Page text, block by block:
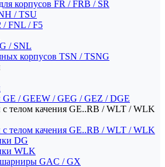
корпусов FR / FRB / SR
/ TSU
/ FNL / F5
/ SNL
корпусов TSN / TSNG
/ GEEW / GEG / GEZ / DGE
телом качения GE..RB / WLT / WLK
телом качения GE..RB / WLT / WLK
DG
WLK
GAC / GX